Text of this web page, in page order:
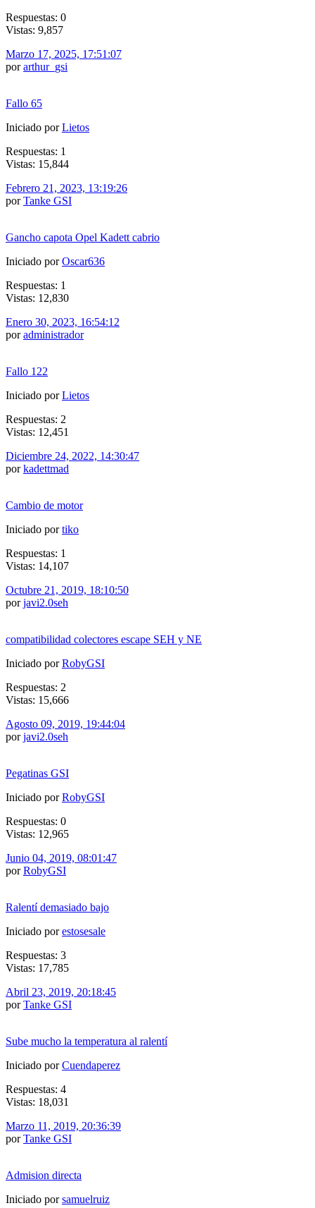
Respuestas: 0
Vistas: 9,857
Marzo 17, 2025, 17:51:07
porarthur_gsi
Fallo 65
Iniciado porLietos
Respuestas: 1
Vistas: 15,844
Febrero 21, 2023, 13:19:26
porTanke GSI
Gancho capota Opel Kadett cabrio
Iniciado porOscar636
Respuestas: 1
Vistas: 12,830
Enero 30, 2023, 16:54:12
poradministrador
Fallo 122
Iniciado porLietos
Respuestas: 2
Vistas: 12,451
Diciembre 24, 2022, 14:30:47
porkadettmad
Cambio de motor
Iniciado portiko
Respuestas: 1
Vistas: 14,107
Octubre 21, 2019, 18:10:50
porjavi2.0seh
compatibilidad colectores escape SEH y NE
Iniciado porRobyGSI
Respuestas: 2
Vistas: 15,666
Agosto 09, 2019, 19:44:04
porjavi2.0seh
Pegatinas GSI
Iniciado porRobyGSI
Respuestas: 0
Vistas: 12,965
Junio 04, 2019, 08:01:47
porRobyGSI
Ralentí demasiado bajo
Iniciado porestosesale
Respuestas: 3
Vistas: 17,785
Abril 23, 2019, 20:18:45
porTanke GSI
Sube mucho la temperatura al ralentí
Iniciado porCuendaperez
Respuestas: 4
Vistas: 18,031
Marzo 11, 2019, 20:36:39
porTanke GSI
Admision directa
Iniciado porsamuelruiz